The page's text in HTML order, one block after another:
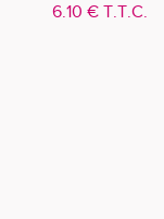
6.10 € T.T.C.